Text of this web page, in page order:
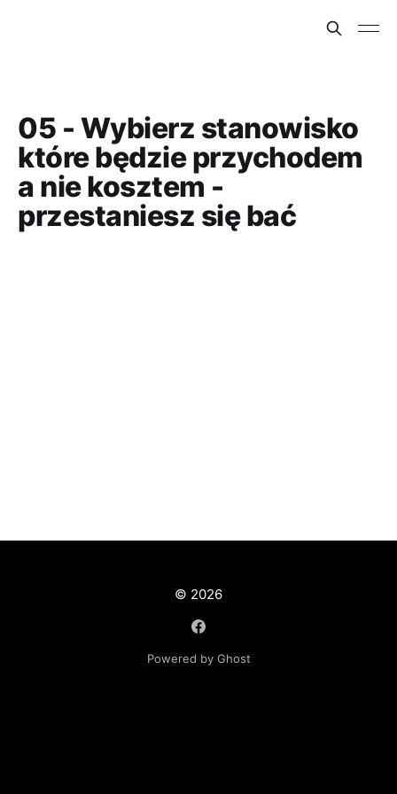
05 - Wybierz stanowisko
które będzie przychodem
a nie kosztem -
przestaniesz się bać
© 2026
Powered by Ghost